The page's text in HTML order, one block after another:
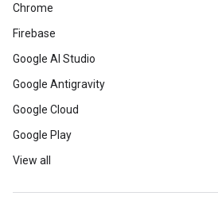
Chrome
Firebase
Google AI Studio
Google Antigravity
Google Cloud
Google Play
View all